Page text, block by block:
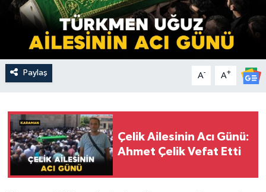
Paylaş A- A+
Çelik Ailesinin Acı Günü:
Ahmet Çelik Vefat Etti